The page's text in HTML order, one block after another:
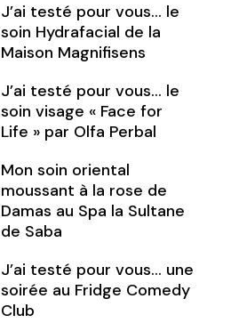
J’ai testé pour vous… le
soin Hydrafacial de la
Maison Magnifisens
J’ai testé pour vous… le
soin visage « Face for
Life » par Olfa Perbal
Mon soin oriental
moussant à la rose de
Damas au Spa la Sultane
de Saba
J’ai testé pour vous… une
soirée au Fridge Comedy
Club